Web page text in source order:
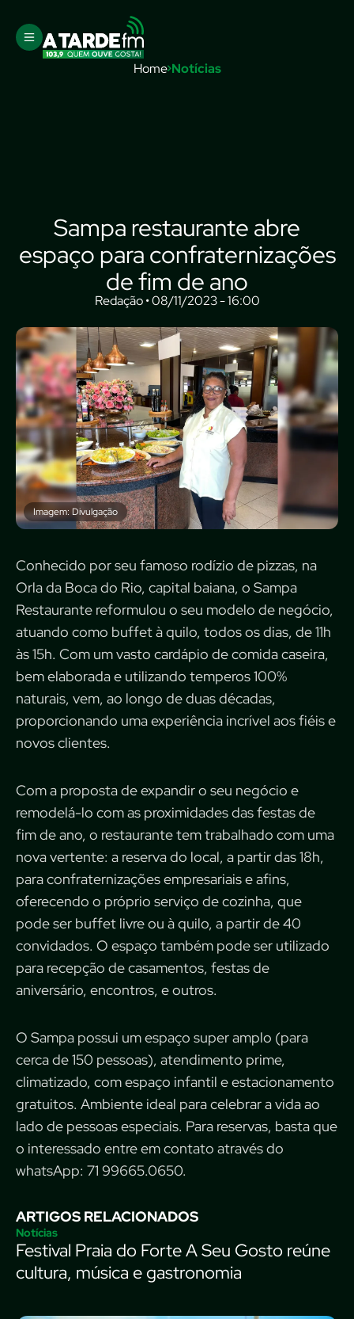
Home Notícias
Sampa restaurante abre
espaço para confraternizações
de fim de ano
Redação • 08/11/2023 - 16:00
Imagem: Divulgação
Conhecido por seu famoso rodízio de pizzas, na
Orla da Boca do Rio, capital baiana, o Sampa
Restaurante reformulou o seu modelo de negócio,
atuando como buffet à quilo, todos os dias, de 11h
às 15h. Com um vasto cardápio de comida caseira,
bem elaborada e utilizando temperos 100%
naturais, vem, ao longo de duas décadas,
proporcionando uma experiência incrível aos fiéis e
novos clientes.
Com a proposta de expandir o seu negócio e
remodelá-lo com as proximidades das festas de
fim de ano, o restaurante tem trabalhado com uma
nova vertente: a reserva do local, a partir das 18h,
para confraternizações empresariais e afins,
oferecendo o próprio serviço de cozinha, que
pode ser buffet livre ou à quilo, a partir de 40
convidados. O espaço também pode ser utilizado
para recepção de casamentos, festas de
aniversário, encontros, e outros.
O Sampa possui um espaço super amplo (para
cerca de 150 pessoas), atendimento prime,
climatizado, com espaço infantil e estacionamento
gratuitos. Ambiente ideal para celebrar a vida ao
lado de pessoas especiais. Para reservas, basta que
o interessado entre em contato através do
whatsApp: 71 99665.0650.
ARTIGOS RELACIONADOS
Notícias
Festival Praia do Forte A Seu Gosto reúne
cultura, música e gastronomia